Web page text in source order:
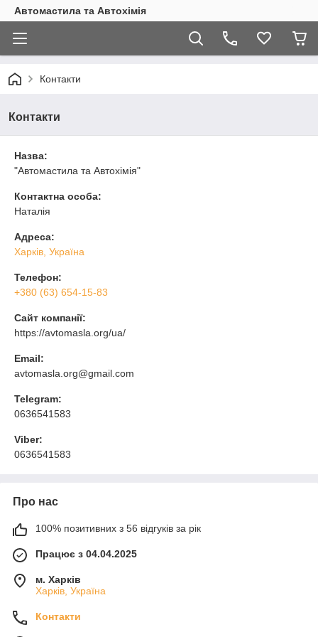
Автомастила та Автохімія
Контакти
Контакти
Назва:
"Автомастила та Автохімія"
Контактна особа:
Наталія
Адреса:
Харків, Україна
Телефон:
+380 (63) 654-15-83
Сайт компанії:
https://avtomasla.org/ua/
Email:
avtomasla.org@gmail.com
Telegram:
0636541583
Viber:
0636541583
Про нас
100% позитивних з 56 відгуків за рік
Працює з 04.04.2025
м. Харків
Харків, Україна
Контакти